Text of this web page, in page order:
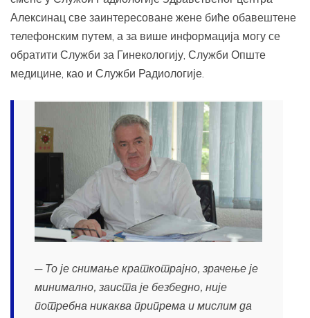
Алексинац све заинтересоване жене биће обавештене
телефонским путем, а за више информација могу се
обратити Служби за Гинекологију, Служби Опште
медицине, као и Служби Радиологије.
─ То је снимање краткотрајно, зрачење је
минимално, заиста је безбедно, није
потребна никаква припрема и мислим да